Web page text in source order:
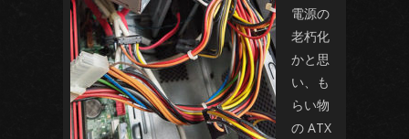
電源の
老朽化
かと思
い、も
らい物
の ATX